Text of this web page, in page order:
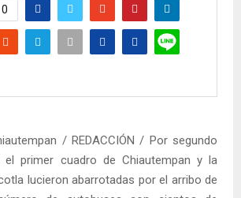
0
/ REDACCIÓN / Por segundo
el primer cuadro de Chiautempan y la
lucieron abarrotadas por el arribo de